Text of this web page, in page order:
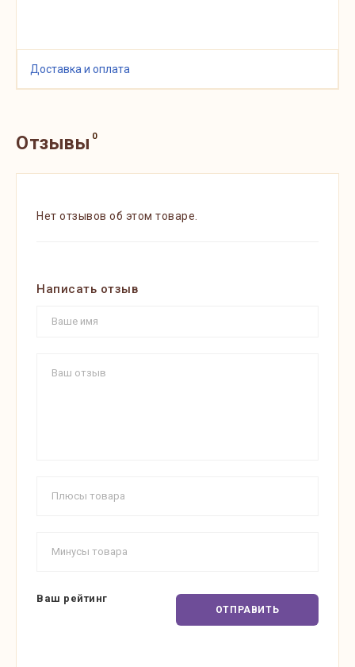
Доставка и оплата
Отзывы 0
Нет отзывов об этом товаре.
Написать отзыв
Ваш рейтинг
ОТПРАВИТЬ